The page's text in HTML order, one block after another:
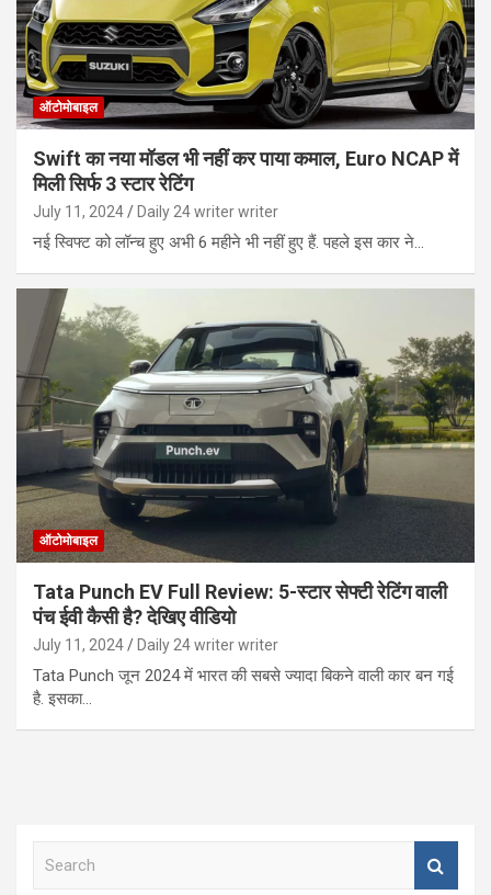
ऑटोमोबाइल
Swift का नया मॉडल भी नहीं कर पाया कमाल, Euro NCAP में
मिली सिर्फ 3 स्टार रेटिंग
July 11, 2024 Daily 24 writer writer
नई स्विफ्ट को लॉन्च हुए अभी 6 महीने भी नहीं हुए हैं. पहले इस कार ने…
ऑटोमोबाइल
Tata Punch EV Full Review: 5-स्टार सेफ्टी रेटिंग वाली
पंच ईवी कैसी है? देखिए वीडियो
July 11, 2024 Daily 24 writer writer
Tata Punch जून 2024 में भारत की सबसे ज्यादा बिकने वाली कार बन गई
है. इसका…